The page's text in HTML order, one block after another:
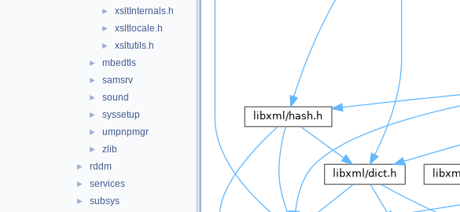
► xsltInternals.h
► xsltlocale.h
► xsltutils.h
► mbedtls
► samsrv
► sound
► syssetup
► umpnpmgr
► zlib
► rddm
► services
► subsys